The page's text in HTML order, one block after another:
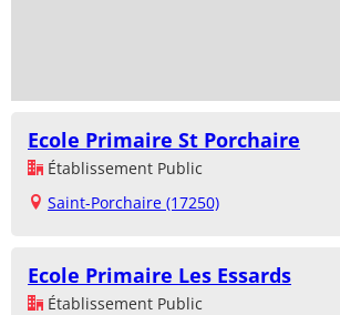
Ecole Primaire St Porchaire
Établissement Public
Saint-Porchaire (17250)
Ecole Primaire Les Essards
Établissement Public